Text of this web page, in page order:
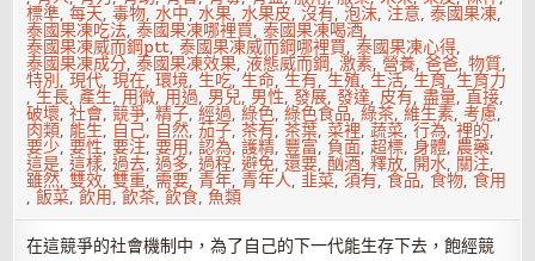
標準,每天,毒物,水中,水果,水果皮,沒有,泡沫, 注意,泰國果凍,
泰國果凍吃法,泰國果凍哪裡買,泰國果凍喝酒,
泰國果凍威而鋼ptt,泰國果凍威而鋼哪裡買,泰國果凍心得,
泰國果凍成分,泰國果凍效果,液態威而鋼,激素,營養,爸爸,物質,
特別,現代,現在,環境,生吃,生命,生有,生殖,生活,生育,生育力
,生長,產生, 用微, 用過, 男兒, 男性,發展,發達,皮有,盡量,直接,
破壞,社會,競爭,精子,經過,綠色,綠色食品,綠茶,維生素,考慮,
肉類, 能生, 自己, 自然,茄子,茶有,茶葉,菜裡,蔬菜,行為,裡的,
要少,要性,要注,要用,認為,護精, 豐富, 負面,超標,身體, 農藥,
這是,這樣,過去,過多,過程,避免,還要,酗酒,釋放, 開水, 關注,
雖然,雙效,雙重, 需要,青年,青年人,韭菜,須有,食品,食物,食用
,飯菜,飲用,飲茶,飲食, 魚類
在這競爭的社會機制中，為了自己的下一代能生存下去，飽經競